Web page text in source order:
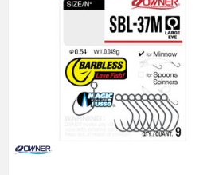
0.99 mm
1/0
Anti-spam zaštita - izračunajte koliko je 9 - 4 :